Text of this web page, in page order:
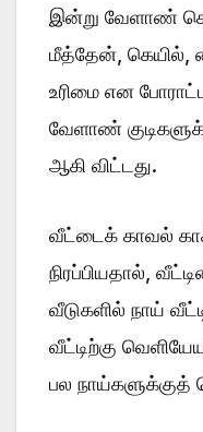
இன்று வேளாண்
மீத்தேன், கெயில்,
உரிமை என
வேளாண்
ஆகி விட்டது.
வீட்டைக் காவல்
நிரப்பியதால்,
வீடுகளில் நாய்
வீட்டிற்கு
பல நாய்களுக்குத்